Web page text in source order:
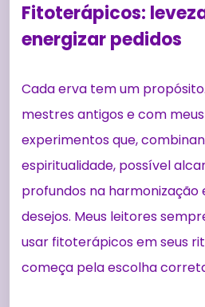
Fitoterápicos:
energizar pedidos
Cada erva tem um
mestres antigos e com
experimentos que,
espiritualidade, possível
profundos na harmonização
desejos. Meus leitores
usar fitoterápicos em seus
começa pela escolha